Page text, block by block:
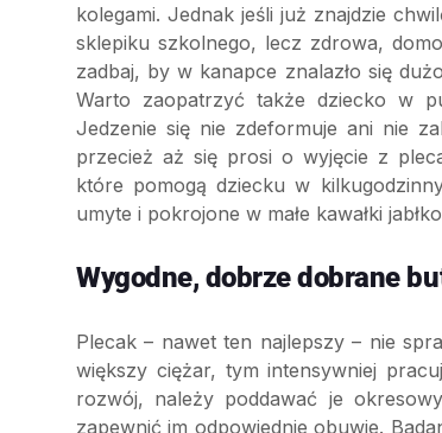
kolegami. Jednak jeśli już znajdzie
sklepiku szkolnego, lecz zdrowa,
zadbaj, by w kanapce znalazło się
Warto zaopatrzyć także dziecko w
Jedzenie się nie zdeformuje ani nie
przecież aż się prosi o wyjęcie z
które pomogą dziecku w
umyte i pokrojone w małe kawałki
Wygodne, dobrze dobrane
Plecak – nawet ten najlepszy – nie
większy ciężar, tym intensywniej
rozwój, należy poddawać je
zapewnić im odpowiednie obuwie.